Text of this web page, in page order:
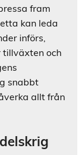
fram
kan leda
införs,
tillväxten och
snabbt
allt från